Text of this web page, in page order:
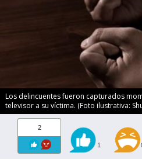
Los delincuentes fueron capturados
televisor a su víctima. (Foto ilustrativa:
2
1